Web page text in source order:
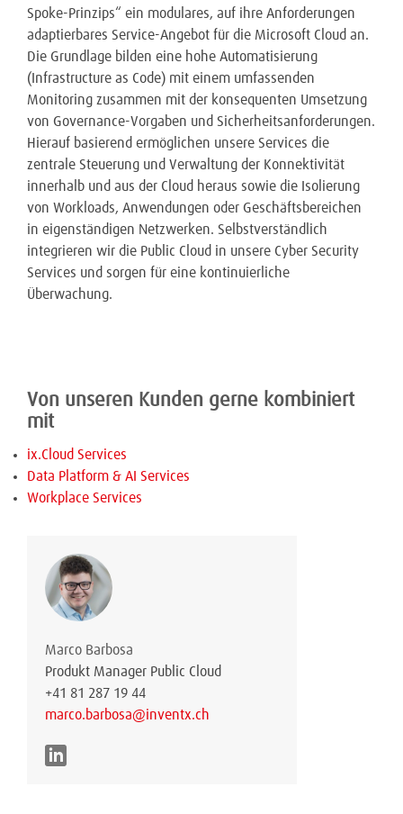
Spoke-Prinzips“ ein modulares, auf ihre Anforderungen
adaptierbares Service-Angebot für die Microsoft Cloud an.
Die Grundlage bilden eine hohe Automatisierung
(Infrastructure as Code) mit einem umfassenden
Monitoring zusammen mit der konsequenten Umsetzung
von Governance-Vorgaben und Sicherheitsanforderungen.
Hierauf basierend ermöglichen unsere Services die
zentrale Steuerung und Verwaltung der Konnektivität
innerhalb und aus der Cloud heraus sowie die Isolierung
von Workloads, Anwendungen oder Geschäftsbereichen
in eigenständigen Netzwerken. Selbstverständlich
integrieren wir die Public Cloud in unsere Cyber Security
Services und sorgen für eine kontinuierliche
Überwachung.
Von unseren Kunden gerne kombiniert
mit
ix.Cloud Services
Data Platform & AI Services
Workplace Services
Marco Barbosa
Produkt Manager Public Cloud
+41 81 287 19 44
marco.barbosa@inventx.ch